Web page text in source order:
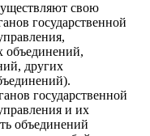
свою
государственной
объединений,
других
государственной
и их
объединений